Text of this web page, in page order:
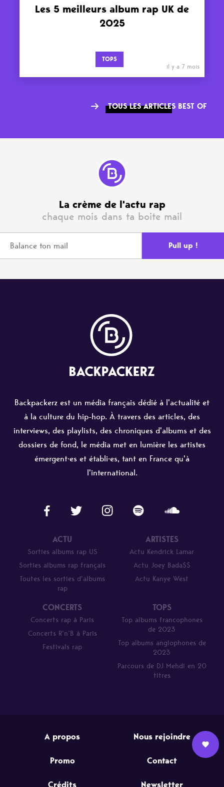
Nous
Les 5 meilleurs album rap UK de
2025
TOPS
il y a 7 mois
TOUS LES ARTICLES BEST OF
La crème de l'actu rap
chaque mois dans ta boite mail
Backpackerz est un média français dédié à l'actualité et
à la culture du hip-hop. À travers des articles, des
interviews, des playlists, des chroniques d'albums et des
dossiers de fond, le média met en lumière les artistes
émergent·es et établi·es, tant en France qu'à
l'international.
ACTU
Sorties albums rap US
Sorties albums rap français
Toutes les sorties d’albums
rap
ARTISTES
Actu Kendrick Lamar
Actu Joey Bada$$
Actu Kanye West
CONCERTS
Concerts rap à Paris
Concerts R’n’B à Paris
Festivals rap
TOPS
Top albums francophones
de 2023
Top albums anglophones de
2023
Parcours de DJ Mehdi en 20
titres
A propos Nous rejoindre
Promo Contact
Crédits Newsletter